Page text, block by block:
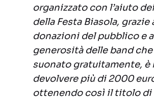
organizzato con l’aiuto
della Festa Biasola, grazie
donazioni del pubblico e
generosità delle band
suonato gratuitamente, è
devolvere più di 2000 euro
ottenendo così il titolo di